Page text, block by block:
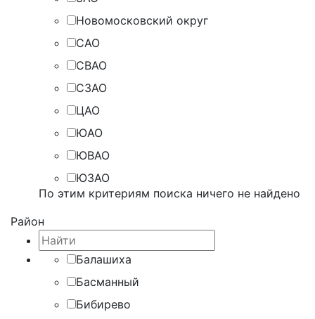
Новомосковский округ
САО
СВАО
СЗАО
ЦАО
ЮАО
ЮВАО
ЮЗАО
По этим критериям поиска ничего не найдено
Район
Балашиха
Басманный
Бибирево